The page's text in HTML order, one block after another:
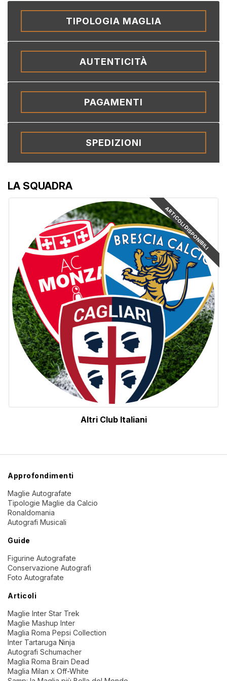
LA SQUADRA
ARTICOLI DISPONIBILI
Altri Club Italiani
TIPOLOGIA MAGLIA
AUTENTICITÀ
PAGAMENTI
SPEDIZIONI
Approfondimenti
Maglie Autografate
Tipologie Maglie da Calcio
Ronaldomania
Autografi Musicali
Guide
Figurine Autografate
Conservazione Autografi
Foto Autografate
Articoli
Maglie Inter Star Trek
Maglie Mashup Inter
Maglia Roma Pepsi Collection
Inter Tartaruga Ninja
Autografi Schumacher
Maglia Roma Brain Dead
Maglia Milan x Off-White